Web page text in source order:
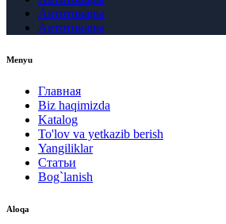
Автотовары
Автотовары
Menyu
Главная
Biz haqimizda
Katalog
To'lov va yetkazib berish
Yangiliklar
Статьи
Bog`lanish
Aloqa